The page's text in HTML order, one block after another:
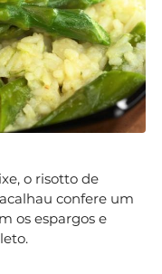
o risotto de
confere um
os espargos e